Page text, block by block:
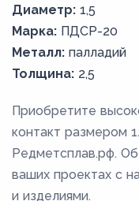
Диаметр: 1,5
Марка: ПДСР-20
Металл: палладий
Толщина: 2,5
Приобретите
контакт размером
Редметсплав.рф.
ваших проектах с
и изделиями.